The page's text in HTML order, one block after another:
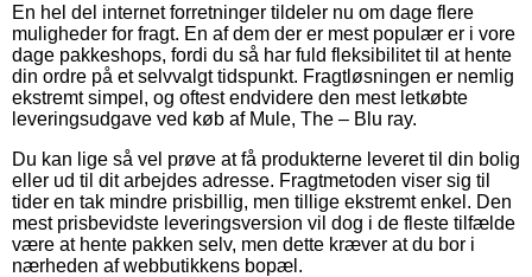
En hel del internet forretninger tildeler nu om dage flere
muligheder for fragt. En af dem der er mest populær er i vore
dage pakkeshops, fordi du så har fuld fleksibilitet til at hente
din ordre på et selvvalgt tidspunkt. Fragtløsningen er nemlig
ekstremt simpel, og oftest endvidere den mest letkøbte
leveringsudgave ved køb af Mule, The – Blu ray.
Du kan lige så vel prøve at få produkterne leveret til din bolig
eller ud til dit arbejdes adresse. Fragtmetoden viser sig til
tider en tak mindre prisbillig, men tillige ekstremt enkel. Den
mest prisbevidste leveringsversion vil dog i de fleste tilfælde
være at hente pakken selv, men dette kræver at du bor i
nærheden af webbutikkens bopæl.